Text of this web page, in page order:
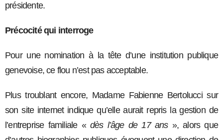
présidente.
Précocité qui interroge
Pour une nomination à la tête d’une institution publique
genevoise, ce flou n’est pas acceptable.
Plus troublant encore, Madame Fabienne Bertolucci sur
son site internet indique qu’elle aurait repris la gestion de
l’entreprise familiale « dès l’âge de 17 ans», alors que